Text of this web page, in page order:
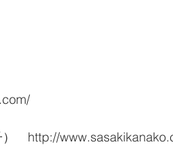
　http://